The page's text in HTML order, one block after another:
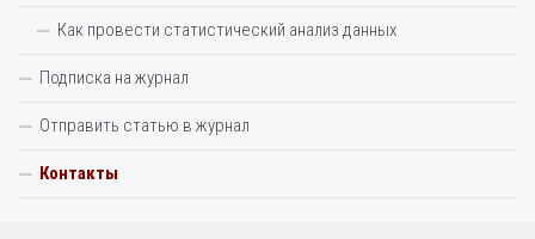
Как провести статистический анализ данных
Подписка на журнал
Отправить статью в журнал
Контакты